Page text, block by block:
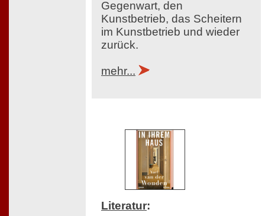
Gegenwart, den
Kunstbetrieb, das Scheitern
im Kunstbetrieb und wieder
zurück.
mehr...
Literatur: